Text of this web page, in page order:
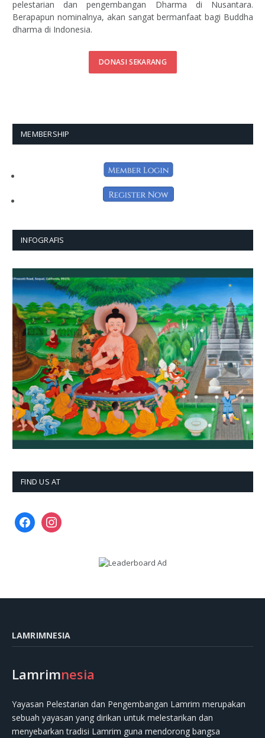
pelestarian dan pengembangan Dharma di Nusantara.
Berapapun nominalnya, akan sangat bermanfaat bagi Buddha
dharma di Indonesia.
DONASI SEKARANG
MEMBERSHIP
INFOGRAFIS
FIND US AT
facebookinstagram
LAMRIMNESIA
Lamrimnesia
Yayasan Pelestarian dan Pengembangan Lamrim merupakan
sebuah yayasan yang dirikan untuk melestarikan dan
menyebarkan tradisi Lamrim guna mendorong bangsa